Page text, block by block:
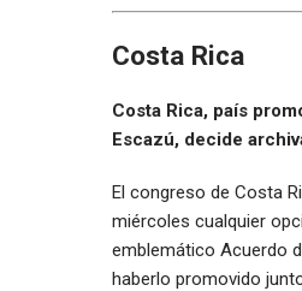
Costa Rica
Costa Rica, país
Escazú, decide
El congreso de Costa
miércoles cualquier
emblemático Acuerdo
haberlo promovido